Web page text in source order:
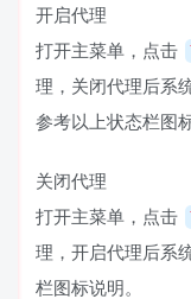
开启代理
打开主菜单，点击
理，关闭代理后系
参考以上状态栏图
关闭代理
打开主菜单，点击
理，开启代理后系
栏图标说明。